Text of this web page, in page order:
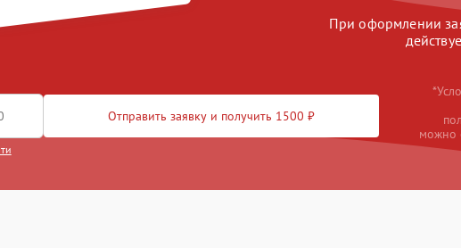
При оформлении
Отправить заявку и получить 1500 ₽
можно